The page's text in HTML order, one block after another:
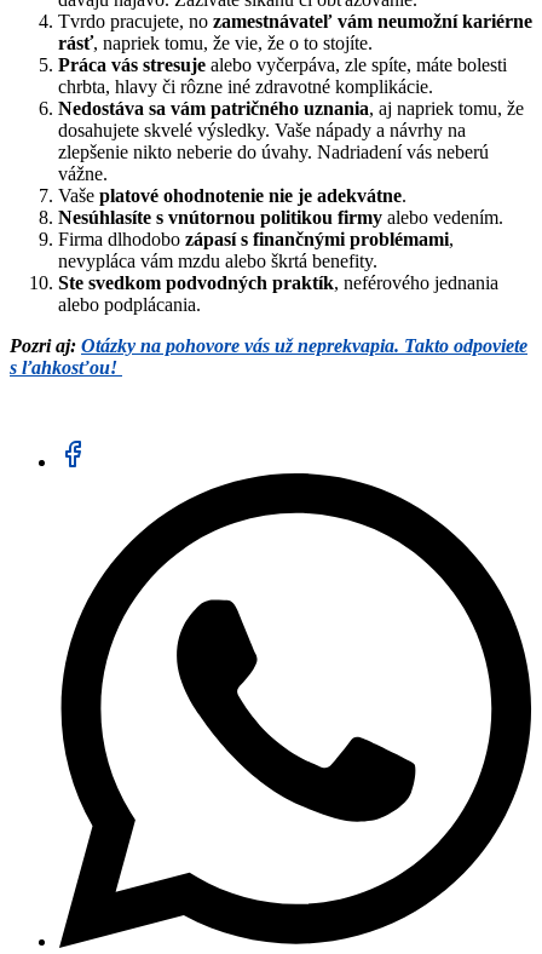
Tvrdo pracujete, no zamestnávateľ vám neumožní kariérne
rásť, napriek tomu, že vie, že o to stojíte.
Práca vás stresuje alebo vyčerpáva, zle spíte, máte bolesti
chrbta, hlavy či rôzne iné zdravotné komplikácie.
Nedostáva sa vám patričného uznania, aj napriek tomu, že
dosahujete skvelé výsledky. Vaše nápady a návrhy na
zlepšenie nikto neberie do úvahy. Nadriadení vás neberú
vážne.
Vaše platové ohodnotenie nie je adekvátne.
Nesúhlasíte s vnútornou politikou firmy alebo vedením.
Firma dlhodobo zápasí s finančnými problémami,
nevypláca vám mzdu alebo škrtá benefity.
Ste svedkom podvodných praktík, neférového jednania
alebo podplácania.
Pozri aj: Otázky na pohovore vás už neprekvapia. Takto odpoviete
s ľahkosťou!